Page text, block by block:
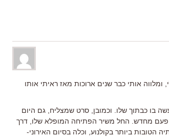
אותי כבר שנים ארוכות מאז ראיתי אותו
בו כבתוך שלו. וכמובן, סרט שמצליח, גם היום
פעם מחדש. החל משיר הפתיחה המופלא שלו, דרך
ביותר בקולנוע, וכלה בסיום האירוני-